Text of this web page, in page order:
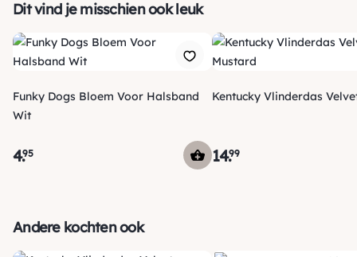
ontvangt een track & trace code van ons zodat je je pakketje
kan volgen. Voor orders tot € 15.00 zijn de verzendkosten €
Dit vind je misschien ook leuk
Funky Dogs Bloem Voor Halsband
Wit
4.95
Kentucky Vlinderdas
14.99
Andere kochten ook